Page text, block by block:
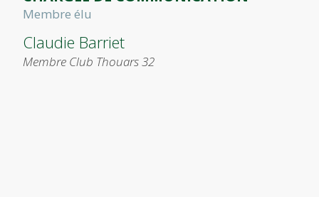
Membre élu
Claudie Barriet
Membre Club Thouars 32